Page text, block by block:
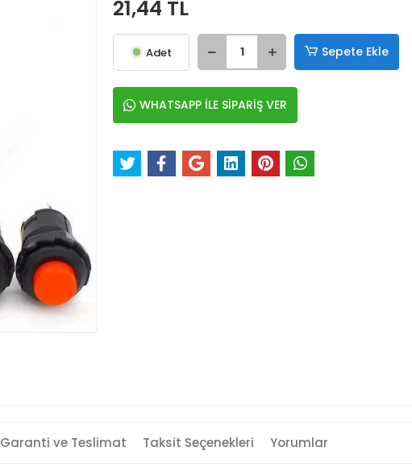
21,44 TL
Adet Sepete Ekle
WHATSAPP İLE SİPARİŞ VER
Garanti ve Teslimat Taksit Seçenekleri Yorumlar